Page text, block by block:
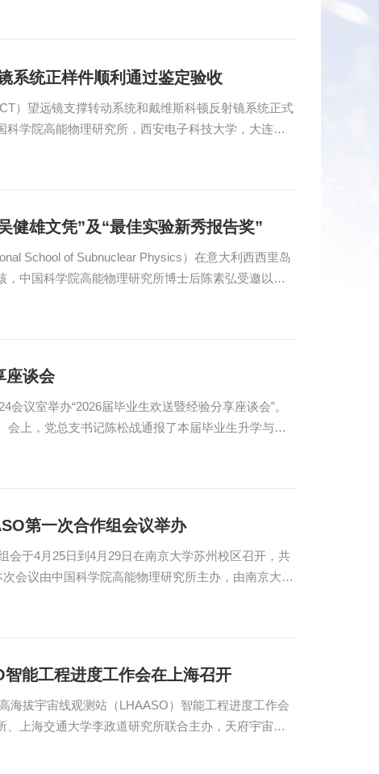
系统正样件顺利通过鉴定验收
）望远镜支撑转动系统和戴维斯科顿反射镜系统正式
学院高能物理研究所，西安电子科技大学，大连华
健雄文凭”及“最佳实验新秀报告奖”
School of Subnuclear Physics）在意大利西西里岛
中国科学院高能物理研究所博士后陈素弘受邀以学
座谈会
议室举办“2026届毕业生欢送暨经验分享座谈会”。
上，党总支书记陈松战通报了本届毕业生升学与就
第一次合作组会议举办
于4月25日到4月29日在南京大学苏州校区召开，共
会议由中国科学院高能物理研究所主办，由南京大学
能工程进度工作会在上海召开
海拔宇宙线观测站（LHAASO）智能工程进度工作会
上海交通大学李政道研究所联合主办，天府宇宙线